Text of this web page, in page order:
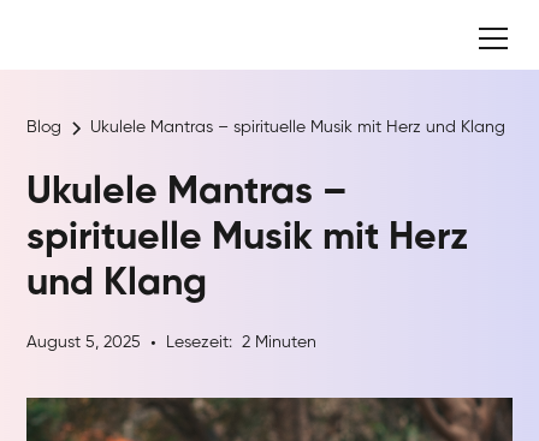
Blog Ukulele Mantras – spirituelle Musik mit Herz und Klang
Ukulele Mantras –
spirituelle Musik mit Herz
und Klang
August 5, 2025 • Lesezeit:2 Minuten